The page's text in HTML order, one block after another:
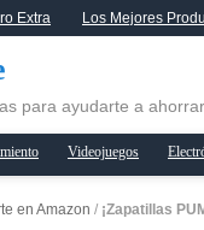
Extra Los Mejores
para ayudarte a ahorrar
Videojuegos
en Amazon / ¡Zapatillas